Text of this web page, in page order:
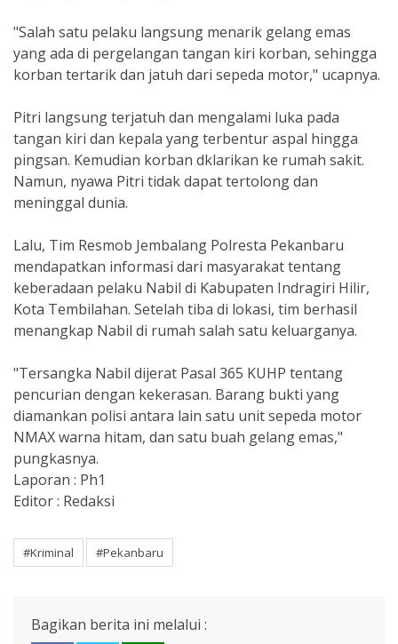
"Salah satu pelaku langsung menarik gelang emas
yang ada di pergelangan tangan kiri korban, sehingga
korban tertarik dan jatuh dari sepeda motor," ucapnya.
Pitri langsung terjatuh dan mengalami luka pada
tangan kiri dan kepala yang terbentur aspal hingga
pingsan. Kemudian korban dklarikan ke rumah sakit.
Namun, nyawa Pitri tidak dapat tertolong dan
meninggal dunia.
Lalu, Tim Resmob Jembalang Polresta Pekanbaru
mendapatkan informasi dari masyarakat tentang
keberadaan pelaku Nabil di Kabupaten Indragiri Hilir,
Kota Tembilahan. Setelah tiba di lokasi, tim berhasil
menangkap Nabil di rumah salah satu keluarganya.
"Tersangka Nabil dijerat Pasal 365 KUHP tentang
pencurian dengan kekerasan. Barang bukti yang
diamankan polisi antara lain satu unit sepeda motor
NMAX warna hitam, dan satu buah gelang emas,"
pungkasnya.
Laporan : Ph1
Editor : Redaksi
#Kriminal #Pekanbaru
Bagikan berita ini melalui :